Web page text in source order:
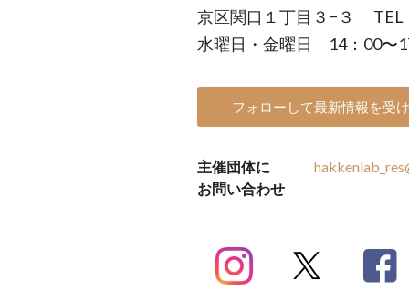
京区関口１丁目３−３ TEL
水曜日・金曜日 14：00〜
フォローして最新情報を受
主催団体に
お問い合わせ